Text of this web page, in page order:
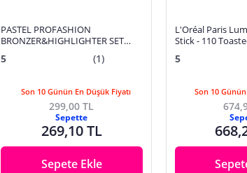
PASTEL PROFASHION
BRONZER&HIGHLIGHTER SET
5 (1)
Son 10 Günün En Düşük Fiyatı
299,00 TL
Sepette
269,10 TL
Sepete Ekle
L'Oréal Paris
Stick - 110
5
Son 10